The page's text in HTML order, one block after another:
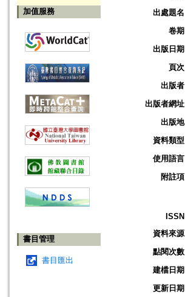
加值服務
書目管理
書目匯出
出處題名
卷期
出版日期
頁次
出版者
出版者網址
出版地
資料類型
使用語言
附註項
ISSN
資料來源
點閱次數
建檔日期
更新日期